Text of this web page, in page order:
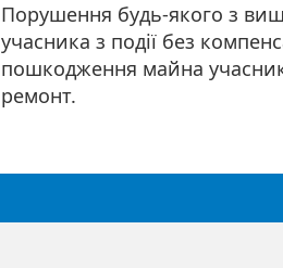
Порушення будь-якого з
учасника з події без
пошкодження майна
ремонт.